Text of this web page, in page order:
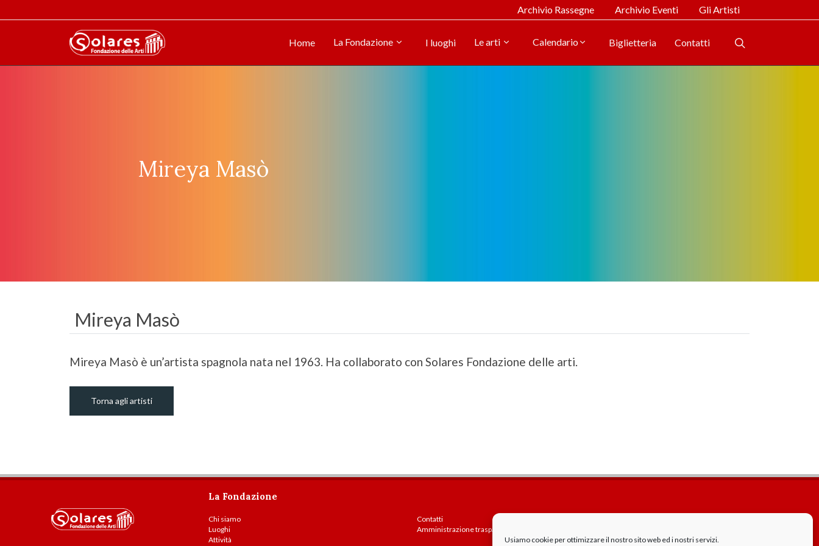
Usiamo cookie per ottimizzare il nostro sito web ed i nostri servizi.
Archivio Rassegne Archivio Eventi Gli Artisti
Home La Fondazione I luoghi Le arti Calendario Biglietteria Contatti
Mireya Masò
Mireya Masò
Mireya Masò è un’artista spagnola nata nel 1963. Ha collaborato con Solares Fondazione delle arti.
Torna agli artisti
La Fondazione
Chi siamo
Luoghi
Attività
Contatti
Amministrazione trasparente